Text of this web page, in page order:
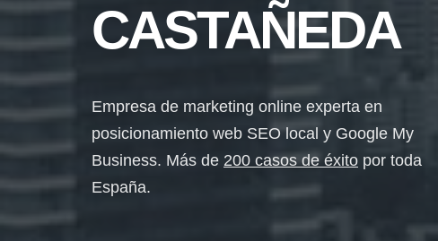
CASTAÑEDA
Empresa de marketing online experta en
posicionamiento web SEO local y Google My
Business. Más de 200 casos de éxito por toda
España.